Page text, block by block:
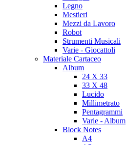
Legno
Mestieri
Mezzi da Lavoro
Robot
Strumenti Musicali
Varie - Giocattoli
Materiale Cartaceo
Album
24 X 33
33 X 48
Lucido
Millimetrato
Pentagrammi
Varie - Album
Block Notes
A4